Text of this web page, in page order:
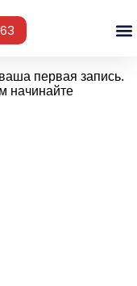
первая запись.
начинайте